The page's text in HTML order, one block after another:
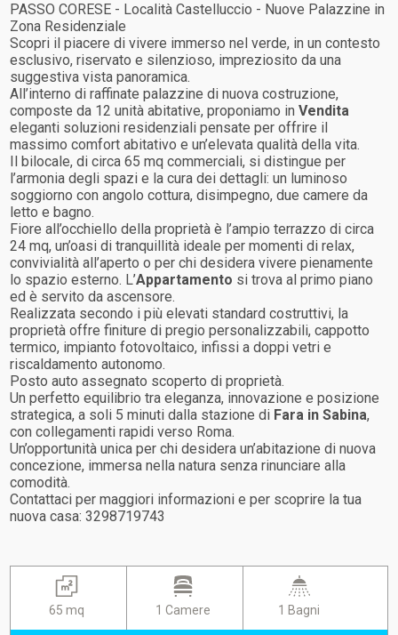
PASSO CORESE - Località Castelluccio - Nuove Palazzine in
Zona Residenziale
Scopri il piacere di vivere immerso nel verde, in un contesto
esclusivo, riservato e silenzioso, impreziosito da una
suggestiva vista panoramica.
All’interno di raffinate palazzine di nuova costruzione,
composte da 12 unità abitative, proponiamo inVendita
eleganti soluzioni residenziali pensate per offrire il
massimo comfort abitativo e un’elevata qualità della vita.
Il bilocale, di circa 65 mq commerciali, si distingue per
l’armonia degli spazi e la cura dei dettagli: un luminoso
soggiorno con angolo cottura, disimpegno, due camere da
letto e bagno.
Fiore all’occhiello della proprietà è l’ampio terrazzo di circa
24 mq, un’oasi di tranquillità ideale per momenti di relax,
convivialità all’aperto o per chi desidera vivere pienamente
lo spazio esterno. L’Appartamento si trova al primo piano
ed è servito da ascensore.
Realizzata secondo i più elevati standard costruttivi, la
proprietà offre finiture di pregio personalizzabili, cappotto
termico, impianto fotovoltaico, infissi a doppi vetri e
riscaldamento autonomo.
Posto auto assegnato scoperto di proprietà.
Un perfetto equilibrio tra eleganza, innovazione e posizione
strategica, a soli 5 minuti dalla stazione di Fara in Sabina,
con collegamenti rapidi verso Roma.
Un’opportunità unica per chi desidera un’abitazione di nuova
concezione, immersa nella natura senza rinunciare alla
comodità.
Contattaci per maggiori informazioni e per scoprire la tua
nuova casa: 3298719743
65 mq 1 Camere 1 Bagni